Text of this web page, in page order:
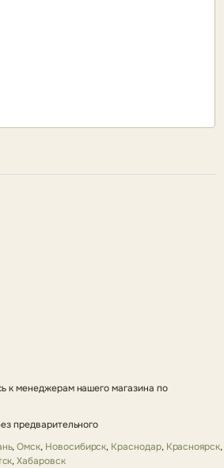
к менеджерам нашего магазина по
предварительного
,Омск, Новосибирск, Краснодар, Красноярск,
,Хабаровск